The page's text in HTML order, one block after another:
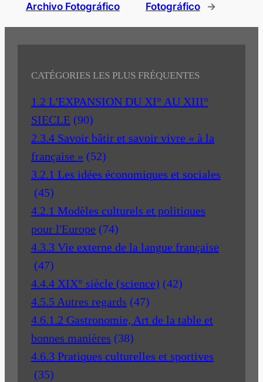
Archivo Fotográfico
Fotográfico
→
CATÉGORIES LES PLUS FRÉQUENTES
1.2 L'EXPANSION DU XI° AU XIII°
SIECLE (90)
2.3.4 Savoir bâtir et savoir vivre « à la
française » (52)
3.2.1 Les idées économiques et sociales
(45)
4.2.1 Modèles culturels et politiques
pour l'Europe (74)
4.3.3 Vie externe de la langue française
(47)
4.4.4 XIX° siècle (science) (42)
4.5.5 Autres regards (47)
4.6.1.2 Gastronomie, Art de la table et
bonnes manières (38)
4.6.3 Pratiques culturelles et sportives
(35)